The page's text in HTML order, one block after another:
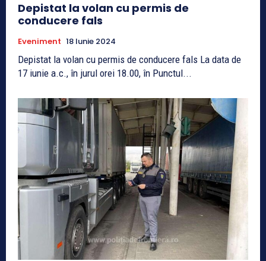
Depistat la volan cu permis de
conducere fals
Eveniment 18 Iunie 2024
Depistat la volan cu permis de conducere fals La data de
17 iunie a.c., în jurul orei 18.00, în Punctul...